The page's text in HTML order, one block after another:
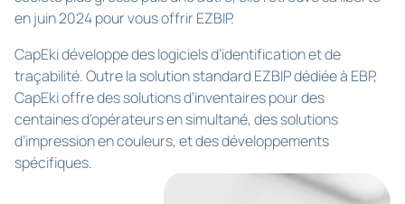
en juin 2024 pour vous offrir EZBIP.
CapEki développe des logiciels d’identification et de
traçabilité. Outre la solution standard EZBIP dédiée à EBP,
CapEki offre des solutions d’inventaires pour des
centaines d’opérateurs en simultané, des solutions
d’impression en couleurs, et des développements
spécifiques.